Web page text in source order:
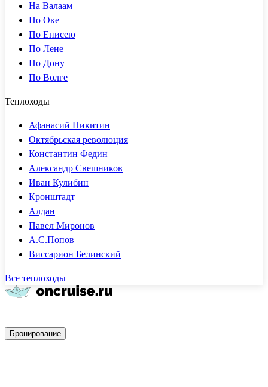
На Валаам
По Оке
По Енисею
По Лене
По Дону
По Волге
Теплоходы
Афанасий Никитин
Октябрьская революция
Константин Федин
Александр Свешников
Иван Кулибин
Кронштадт
Алдан
Павел Миронов
А.С.Попов
Виссарион Белинский
Все теплоходы
Бронирование